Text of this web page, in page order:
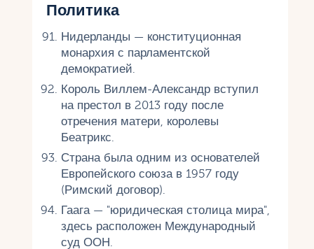
Политика
Нидерланды — конституционная
монархия с парламентской
демократией.
Король Виллем-Александр вступил
на престол в 2013 году после
отречения матери, королевы
Беатрикс.
Страна была одним из основателей
Европейского союза в 1957 году
(Римский договор).
Гаага — "юридическая столица мира",
здесь расположен Международный
суд ООН.